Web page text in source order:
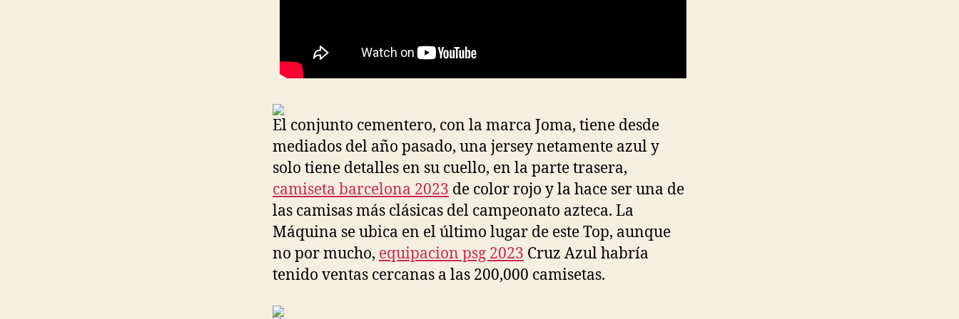
El conjunto cementero, con la marca Joma, tiene desde
mediados del año pasado, una jersey netamente azul y
solo tiene detalles en su cuello, en la parte trasera,
camiseta barcelona 2023 de color rojo y la hace ser una de
las camisas más clásicas del campeonato azteca. La
Máquina se ubica en el último lugar de este Top, aunque
no por mucho, equipacion psg 2023 Cruz Azul habría
tenido ventas cercanas a las 200,000 camisetas.